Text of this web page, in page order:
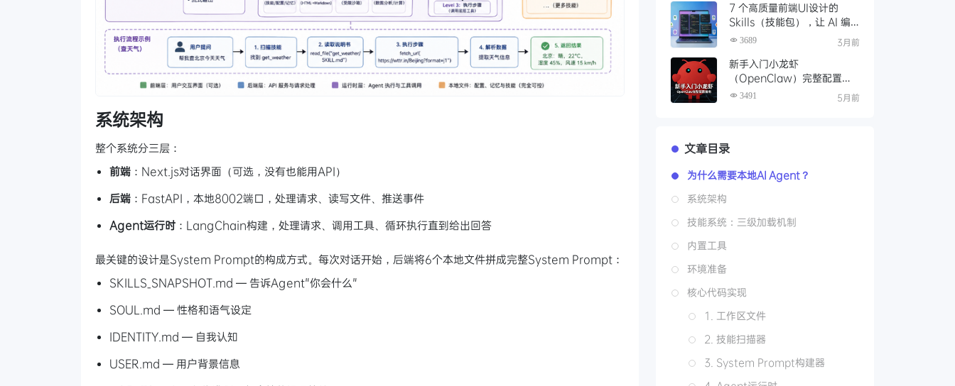
系统架构
整个系统分三层：
前端 ：Next.js对话界面（可选，没有也能用API）
后端 ：FastAPI，本地8002端口，处理请求、读写文件、推送事件
Agent运行时 ：LangChain构建，处理请求、调用工具、循环执行直到给出回答
最关键的设计是System Prompt的构成方式。每次对话开始，后端将6个本地文件拼成完整System Prompt：
SKILLS_SNAPSHOT.md — 告诉Agent"你会什么"
SOUL.md — 性格和语气设定
IDENTITY.md — 自我认知
USER.md — 用户背景信息
7 个高质量前端UI设计的
Skills（技能包），让 AI 编
程生成高质量UI代码
3689 3月前
新手入门小龙虾
（OpenClaw）完整配置指
南 3491 5月前
文章目录
为什么需要本地AI Agent？
系统架构
技能系统：三级加载机制
内置工具
环境准备
核心代码实现
1. 工作区文件
2. 技能扫描器
3. System Prompt构建器